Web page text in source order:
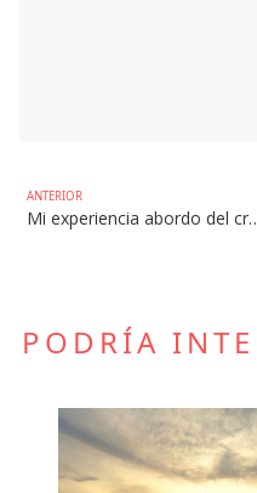
ANTERIOR
Mi experiencia abordo del
PODRÍA